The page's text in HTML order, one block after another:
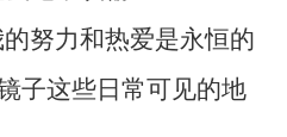
努力和热爱是永恒的
子这些日常可见的地